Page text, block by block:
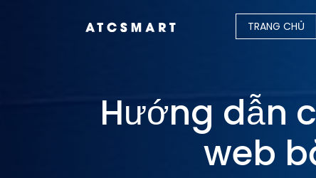
TRANG CHỦ
Hướng dẫn
web